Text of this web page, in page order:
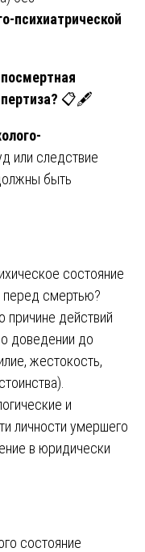
психиатрической
📋🖋️
или следствие
быть
состояние
перед смертью?
причине действий
доведении до
жестокость,
и
личности умершего
в юридически
состояние